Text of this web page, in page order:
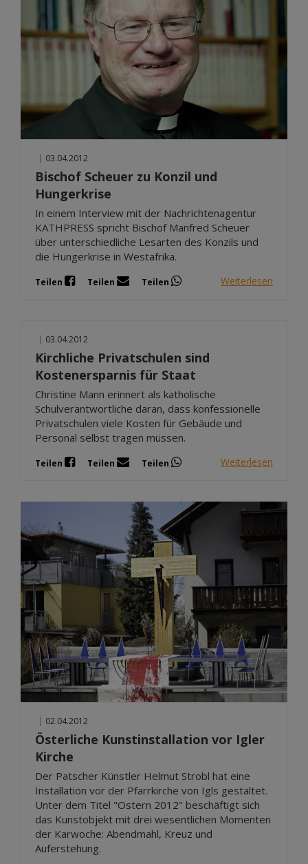
| 03.04.2012
Bischof Scheuer zu Konzil und
Hungerkrise
In einem Interview mit der Nachrichtenagentur
KATHPRESS spricht Bischof Manfred Scheuer
über unterschiedliche Lesarten des Konzils und
die Hungerkrise in Westafrika.
Teilen Teilen Teilen Weiterlesen
| 03.04.2012
Kirchliche Privatschulen sind
Kostenersparnis für Staat
Christine Mann erinnert als katholische
Schulverantwortliche daran, dass konfessionelle
Privatschulen viele Kosten für Gebäude und
Personal selbst tragen müssen.
Teilen Teilen Teilen Weiterlesen
| 02.04.2012
Österliche Kunstinstallation vor Igler
Kirche
Der Patscher Künstler Helmut Strobl hat eine
Installation vor der Pfarrkirche von Igls gestaltet.
Unter dem Titel "Ostern 2012" beschäftigt sich
das Kunstobjekt mit drei wesentlichen Momenten
der Karwoche: Abendmahl, Kreuz und
Auferstehung.